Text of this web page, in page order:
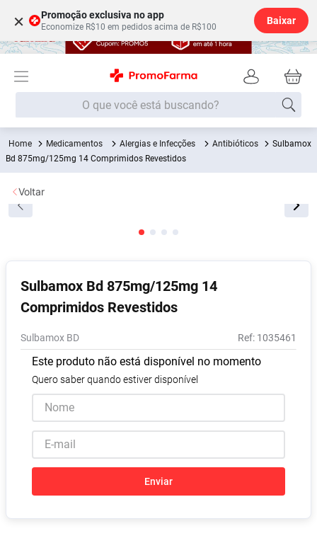
× Promoção exclusiva no app
Economize R$10 em pedidos acima de R$100
Baixar
O que você está buscando?
Medicamentos Alergias e Infecções Antibióticos
Sulbamox
Bd 875mg/125mg 14 Comprimidos Revestidos
Sulbamox Bd 875mg/125mg 14
Comprimidos Revestidos
Sulbamox BD : 1035461
Este produto não está disponível no momento
Quero saber quando estiver disponível
Enviar
Voltar
Termos mais buscados
1º Fralda
2
6º Desodorante
7º Shampoo
8º Pampers Confort Sec
9º Vitamina D
10º Soro Fisiológico